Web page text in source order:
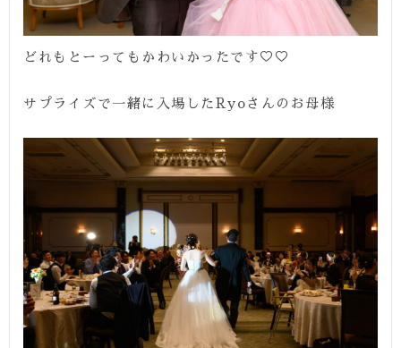
どれもとーってもかわいかったです♡♡
サプライズで一緒に入場したRyoさんのお母様